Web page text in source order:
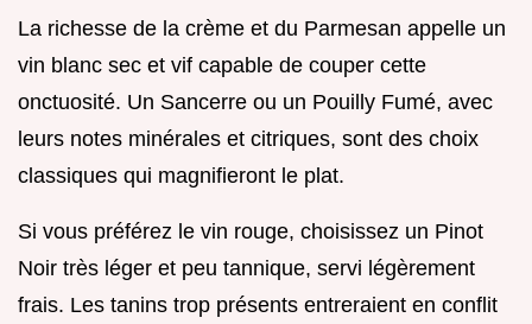
La richesse de la crème et du Parmesan appelle un
vin blanc sec et vif capable de couper cette
onctuosité. Un Sancerre ou un Pouilly Fumé, avec
leurs notes minérales et citriques, sont des choix
classiques qui magnifieront le plat.
Si vous préférez le vin rouge, choisissez un Pinot
Noir très léger et peu tannique, servi légèrement
frais. Les tanins trop présents entreraient en conflit